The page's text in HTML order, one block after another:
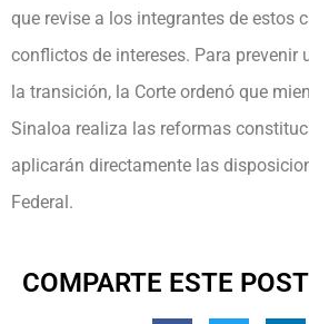
que revise a los integrantes de estos
conflictos de intereses. Para prevenir
la transición, la Corte ordenó que
Sinaloa realiza las reformas
aplicarán directamente las
Federal.
COMPARTE ESTE POST